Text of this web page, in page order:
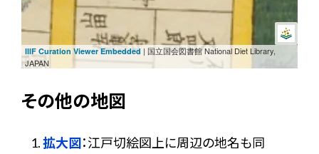
IIIF Curation Viewer Embedded | 国立国会図書館 National Diet Library,
JAPAN
その他の地図
拡大図：江戸切絵図上に周辺の地名も同